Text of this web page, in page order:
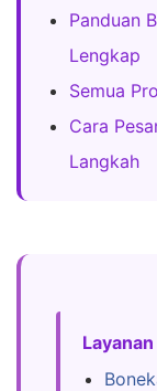
Panduan
Lengkap
Semua
Cara
Langkah